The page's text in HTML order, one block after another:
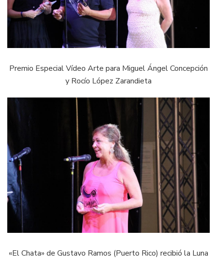
Premio Especial Vídeo Arte para Miguel Ángel Concepción
y Rocío López Zarandieta
«El Chata» de Gustavo Ramos (Puerto Rico) recibió la Luna